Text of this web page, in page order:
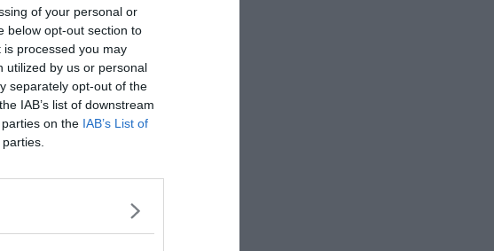
of your personal or
below opt-out section to
processed you may
utilized by us or personal
separately opt-out of the
IAB’s list of downstream
on the IAB’s List of